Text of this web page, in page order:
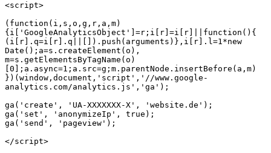
<script>
(function(i,s,o,g,r,a,m)
{i['GoogleAnalyticsObject']=r;i[r]=i[r]||function(){
(i[r].q=i[r].q||[]).push(arguments)},i[r].l=1*new
Date();a=s.createElement(o),
m=s.getElementsByTagName(o)
[0];a.async=1;a.src=g;m.parentNode.insertBefore(a,m)
})(window,document,'script','//www.google-
analytics.com/analytics.js','ga');
ga('create', 'UA-XXXXXXX-X', 'website.de');
ga('set', 'anonymizeIp', true);
ga('send', 'pageview');
</script>